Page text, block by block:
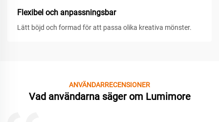
Flexibel och anpassningsbar
Lätt böjd och formad för att passa olika kreativa mönster.
ANVÄNDARRECENSIONER
Vad användarna säger om Lumimore